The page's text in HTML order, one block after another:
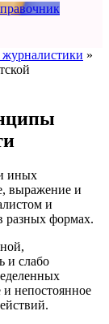
»
иных
выражение и
и
разных формах.
и слабо
и непостоянное